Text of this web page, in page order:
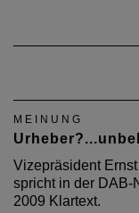
MEINUNG
Vizepräsident
spricht in der DAB-
2009 Klartext.